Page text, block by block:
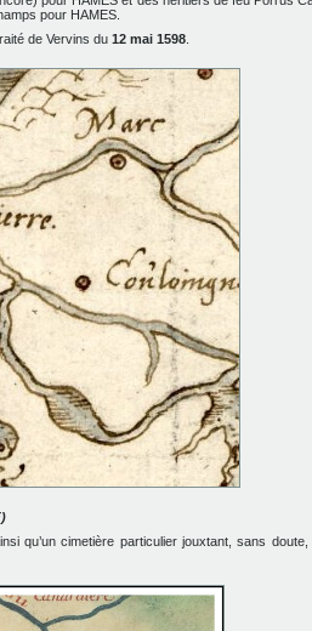
pour HAMES.
de Vervins du 12 mai 1598
qu’un cimetière particulier jouxtant, sans